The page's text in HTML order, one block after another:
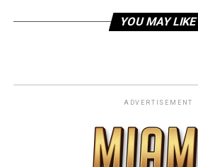
YOU MAY LIKE
ADVERTISEMENT